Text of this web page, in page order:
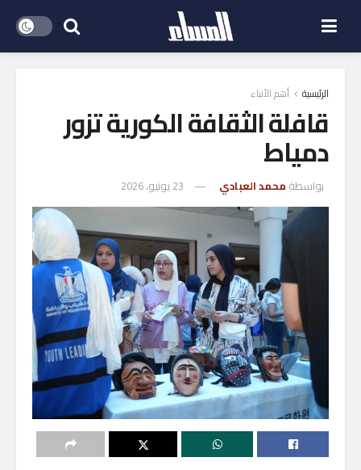
الرئيسية أهم الأنباء
قافلة الثقافة الكورية تزور
دمياط
بواسطة محمد العبادي 23 يونيو، 2026